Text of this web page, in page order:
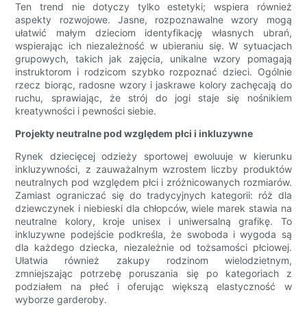
Ten trend nie dotyczy tylko estetyki; wspiera również
aspekty rozwojowe. Jasne, rozpoznawalne wzory mogą
ułatwić małym dzieciom identyfikację własnych ubrań,
wspierając ich niezależność w ubieraniu się. W sytuacjach
grupowych, takich jak zajęcia, unikalne wzory pomagają
instruktorom i rodzicom szybko rozpoznać dzieci. Ogólnie
rzecz biorąc, radosne wzory i jaskrawe kolory zachęcają do
ruchu, sprawiając, że strój do jogi staje się nośnikiem
kreatywności i pewności siebie.
Projekty neutralne pod względem płci i inkluzywne
Rynek dziecięcej odzieży sportowej ewoluuje w kierunku
inkluzywności, z zauważalnym wzrostem liczby produktów
neutralnych pod względem płci i zróżnicowanych rozmiarów.
Zamiast ograniczać się do tradycyjnych kategorii: róż dla
dziewczynek i niebieski dla chłopców, wiele marek stawia na
neutralne kolory, kroje unisex i uniwersalną grafikę. To
inkluzywne podejście podkreśla, że ​​swoboda i wygoda są
dla każdego dziecka, niezależnie od tożsamości płciowej.
Ułatwia również zakupy rodzinom wielodzietnym,
zmniejszając potrzebę poruszania się po kategoriach z
podziałem na płeć i oferując większą elastyczność w
wyborze garderoby.